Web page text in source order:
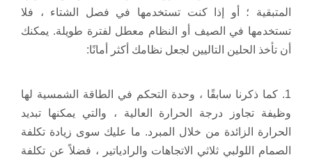
المتبقية ؛ أو إذا كنت تستخدمها في فصل الشتاء ، فلا
تستخدمها في الصيف أو النظام معطل لفترة طويلة. يمكنك
أن تأخذ الحلين التاليين لجعل نظامك أكثر أمانًا:
1. كما ذكرنا سابقًا ، وحدة التحكم في الطاقة الشمسية لها
وظيفة تجاوز درجة الحرارة العالية ، والتي يمكنها تبديد
الحرارة الزائدة من خلال المبرد. ما عليك سوى زيادة تكلفة
الصمام اللولبي ثلاثي الاتجاهات والرادياتير ، فضلاً عن تكلفة